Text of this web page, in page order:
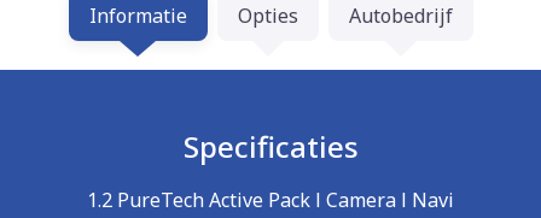
Informatie Opties Autobedrijf
Specificaties
1.2 PureTech Active Pack l Camera l Navi